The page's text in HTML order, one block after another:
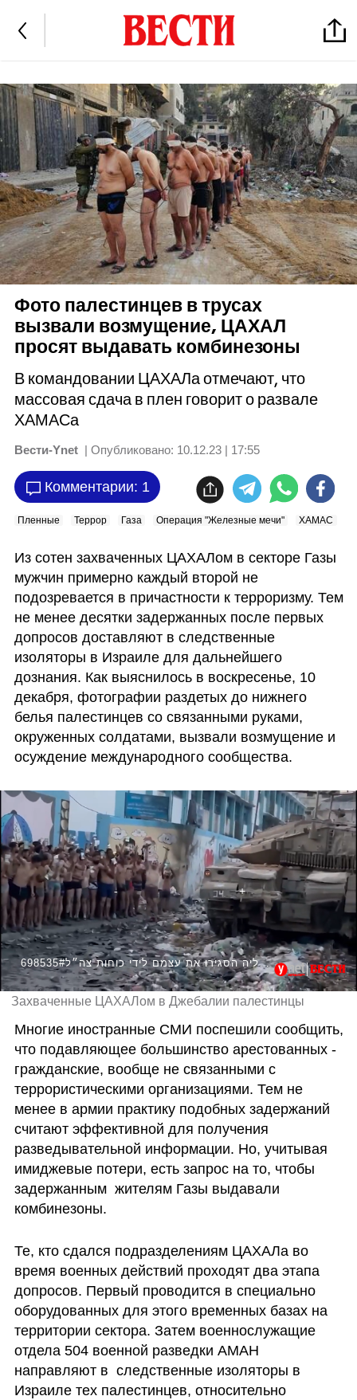
Фото палестинцев в трусах
вызвали возмущение, ЦАХАЛ
просят выдавать комбинезоны
В командовании ЦАХАЛа отмечают, что
массовая сдача в плен говорит о развале
ХАМАСа
Вести-Ynet | Опубликовано: 10.12.23 | 17:55
Комментарии: 1
Пленные Террор Газа Операция "Железные мечи" ХАМАС
Из сотен захваченных ЦАХАЛом в секторе Газы
мужчин примерно каждый второй не
подозревается в причастности к терроризму. Тем
не менее десятки задержанных после первых
допросов доставляют в следственные
изоляторы в Израиле для дальнейшего
дознания. Как выяснилось в воскресенье, 10
декабря, фотографии раздетых до нижнего
белья палестинцев со связанными руками,
окруженных солдатами, вызвали возмущение и
осуждение международного сообщества.
698535#עשרות מחבלים בג׳באליה הסגירו את עצמם לידי כוחות צה״ל
Захваченные ЦАХАЛом в Джебалии палестинцы
Многие иностранные СМИ поспешили сообщить,
что подавляющее большинство арестованных -
гражданские, вообще не связанными с
террористическими организациями. Тем не
менее в армии практику подобных задержаний
считают эффективной для получения
разведывательной информации. Но, учитывая
имиджевые потери, есть запрос на то, чтобы
задержанным  жителям Газы выдавали
комбинезоны.
Те, кто сдался подразделениям ЦАХАЛа во
время военных действий проходят два этапа
допросов. Первый проводится в специально
оборудованных для этого временных базах на
территории сектора. Затем военнослужащие
отдела 504 военной разведки АМАН
направляют в  следственные изоляторы в
Израиле тех палестинцев, относительно